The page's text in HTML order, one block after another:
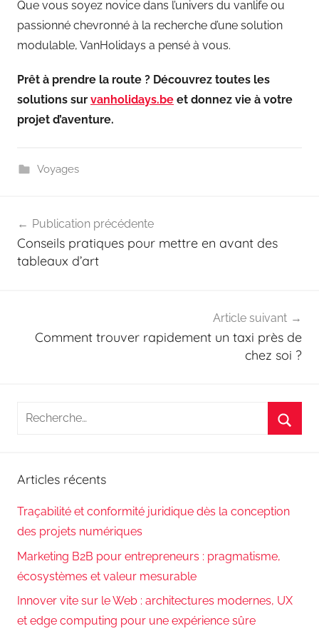
Que vous soyez novice dans l’univers du vanlife ou
passionné chevronné à la recherche d’une solution
modulable, VanHolidays a pensé à vous.
Prêt à prendre la route ? Découvrez toutes les
solutions sur vanholidays.be et donnez vie à votre
projet d’aventure.
Voyages
de
l’article
Publication précédente
Conseils pratiques pour mettre en avant des
tableaux d’art
Article suivant
Comment trouver rapidement un taxi près de
chez soi ?
Recherche
Articles récents
Traçabilité et conformité juridique dès la conception
des projets numériques
Marketing B2B pour entrepreneurs : pragmatisme,
écosystèmes et valeur mesurable
Innover vite sur le Web : architectures modernes, UX
et edge computing pour une expérience sûre